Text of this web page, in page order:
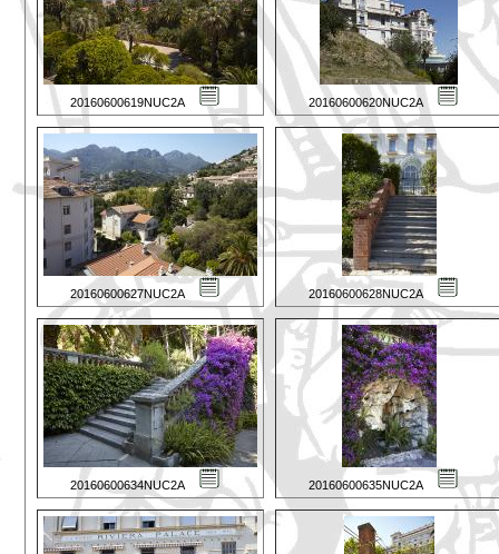
20160600619NUC2A 20160600620NUC2A
20160600627NUC2A 20160600628NUC2A
20160600634NUC2A 20160600635NUC2A